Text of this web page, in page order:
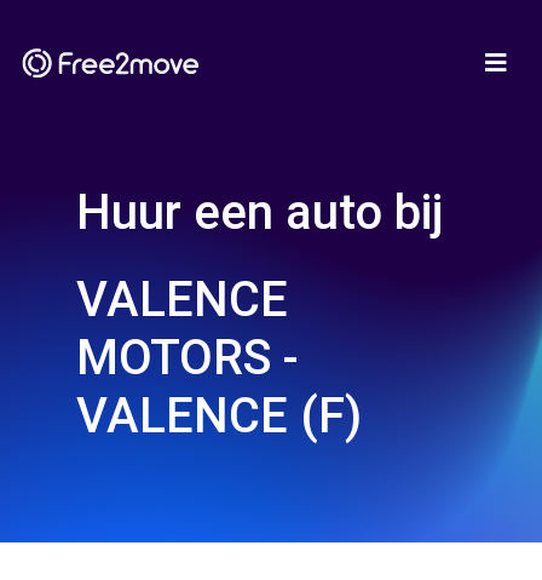
Huur een auto bij
VALENCE
MOTORS -
VALENCE (F)